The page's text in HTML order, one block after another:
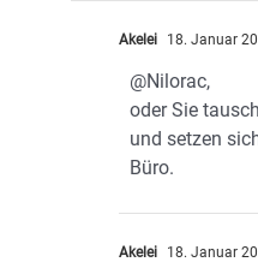
Akelei 18. Januar
@Nilorac,
oder Sie
und setzen
Büro.
Akelei 18. Januar